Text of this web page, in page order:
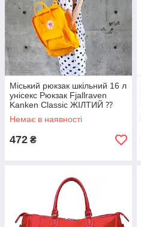
Міський рюкзак шкільний 16 л
унісекс Рюкзак Fjallraven
Kanken Classic ЖІЛТИЙ ⁇
Немає в наявності
472 ₴